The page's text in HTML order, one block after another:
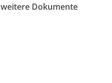
weitere Dokumente